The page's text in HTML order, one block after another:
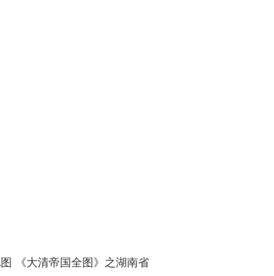
《大清帝国全图》之湖南省